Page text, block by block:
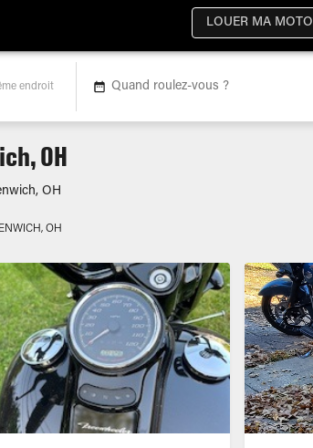
LOUER MA MOTO
endroit Quand roulez-vous ?
OH
OH
OH